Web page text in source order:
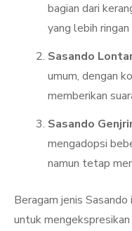
bagian dari
yang lebih ringan
Sasando
umum, dengan
memberikan
Sasando
mengadopsi
namun tetap
Beragam jenis
untuk